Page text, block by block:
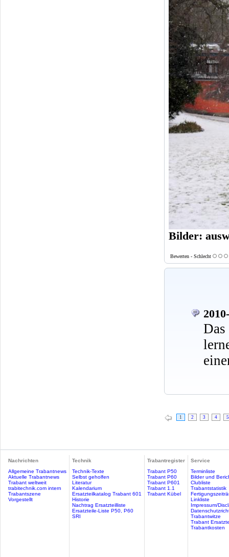
Bilder:
Bewerten - Schlecht
1 2 3 4 5
Nachrichten
Allgemeine Trabantnews
Aktuelle Trabantnews
Trabant weltweit
trabitechnik.com intern
Trabantszene
Vorgestellt
Technik
Technik-Texte
Selbst geholfen
Literatur
Kalendarium
Ersatzteilkatalog Trabant 601
Historie
Nachtrag Ersatzteilliste
Ersatzteile-Liste P50, P60
SRI
Trabantregister
Trabant P50
Trabant P60
Trabant P601
Trabant 1.1
Trabant Kübel
Service
Terminliste
Bilder und
Clubliste
Trabantstatistik
Linkliste
Impressum/
Trabantwitze
Trabant
Trabantkosten